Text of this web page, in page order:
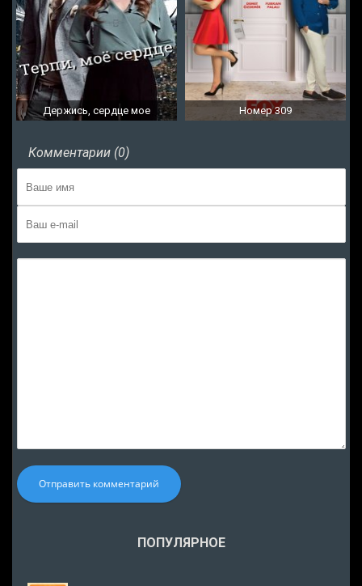
Держись, сердце мое Номер 309
Комментарии (0)
Отправить комментарий
ПОПУЛЯРНОЕ